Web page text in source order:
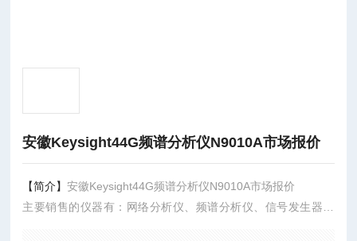
安徽Keysight44G频谱分析仪N9010A市场报价
【简介】安徽Keysight44G频谱分析仪N9010A市场报价
主要销售的仪器有：网络分析仪、频谱分析仪、信号发生器、